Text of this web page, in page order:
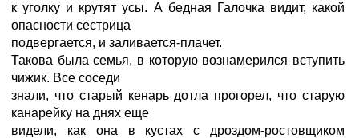
к уголку и крутят усы. А бедная Галочка видит, какой
опасности сестрица
подвергается, и заливается-плачет.
Такова была семья, в которую вознамерился вступить
чижик. Все соседи
знали, что старый кенарь дотла прогорел, что старую
канарейку на днях еще
видели, как она в кустах с дроздом-ростовщиком